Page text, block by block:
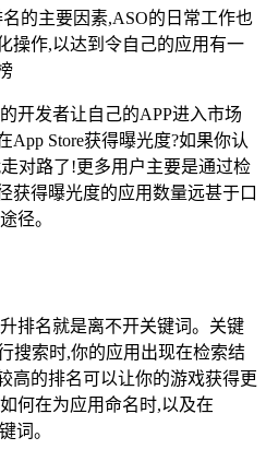
的主要因素,ASO的日常工作也
操作,以达到令自己的应用有一
开发者让自己的APP进入市场
App Store获得曝光度?如果你认
对路了!更多用户主要是通过检
获得曝光度的应用数量远甚于口
径。
排名就是离不开关键词。关键
搜索时,你的应用出现在检索结
高的排名可以让你的游戏获得更
何在为应用命名时,以及在
词。